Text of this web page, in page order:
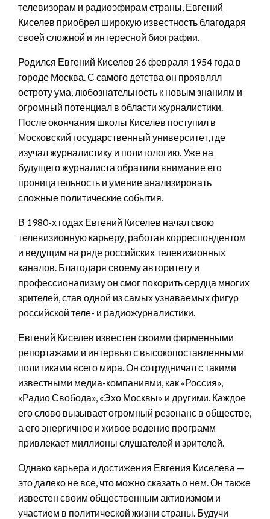
телевизорам и радиоэфирам страны, Евгений
Киселев приобрел широкую известность благодаря
своей сложной и интересной биографии.
Родился Евгений Киселев 26 февраля 1954 года в
городе Москва. С самого детства он проявлял
остроту ума, любознательность к новым знаниям и
огромный потенциал в области журналистики.
После окончания школы Киселев поступил в
Московский государственный университет, где
изучал журналистику и политологию. Уже на
будущего журналиста обратили внимание его
проницательность и умение анализировать
сложные политические события.
В 1980-х годах Евгений Киселев начал свою
телевизионную карьеру, работая корреспондентом
и ведущим на ряде российских телевизионных
каналов. Благодаря своему авторитету и
профессионализму он смог покорить сердца многих
зрителей, став одной из самых узнаваемых фигур
российской теле- и радиожурналистики.
Евгений Киселев известен своими фирменными
репортажами и интервью с высокопоставленными
политиками всего мира. Он сотрудничал с такими
известными медиа-компаниями, как «Россия»,
«Радио Свобода», «Эхо Москвы» и другими. Каждое
его слово вызывает огромный резонанс в обществе,
а его энергичное и живое ведение программ
привлекает миллионы слушателей и зрителей.
Однако карьера и достижения Евгения Киселева —
это далеко не все, что можно сказать о нем. Он также
известен своим общественным активизмом и
участием в политической жизни страны. Будучи